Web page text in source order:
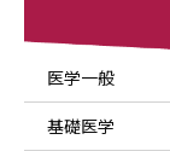
医学一般
基礎医学